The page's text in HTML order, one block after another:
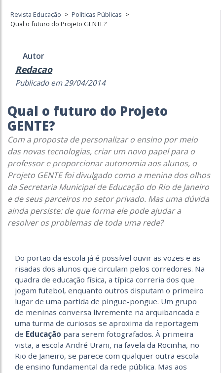
Revista Educação > Políticas Públicas >
Qual o futuro do Projeto GENTE?
Autor
Redacao
Publicado em 29/04/2014
Qual o futuro do Projeto
GENTE?
Com a proposta de personalizar o ensino por meio
das novas tecnologias, criar um novo papel para o
professor e proporcionar autonomia aos alunos, o
Projeto GENTE foi divulgado como a menina dos olhos
da Secretaria Municipal de Educação do Rio de Janeiro
e de seus parceiros no setor privado. Mas uma dúvida
ainda persiste: de que forma ele pode ajudar a
resolver os problemas de toda uma rede?
Do portão da escola já é possível ouvir as vozes e as
risadas dos alunos que circulam pelos corredores. Na
quadra de educação física, a típica correria dos que
jogam futebol, enquanto outros disputam o primeiro
lugar de uma partida de pingue-pongue. Um grupo
de meninas conversa livremente na arquibancada e
uma turma de curiosos se aproxima da reportagem
de Educação para serem fotografados. À primeira
vista, a escola André Urani, na favela da Rocinha, no
Rio de Janeiro, se parece com qualquer outra escola
de ensino fundamental da rede pública. Mas aos